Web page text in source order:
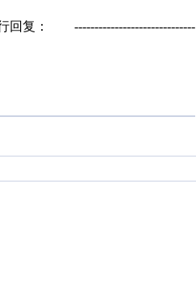
回复： ------------------------------